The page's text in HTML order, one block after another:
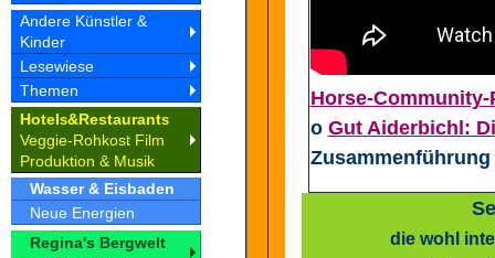
Andere Künstler &
Kinder
Lesewiese
Themen
Hotels&Restaurants
Veggie-Rohkost Film
Produktion & Musik
Wasser & Eisbaden
Neue Energien
Regina's Bergwelt
Horse-
o Gut Aiderbichl:
Zusammenführung
die wohl